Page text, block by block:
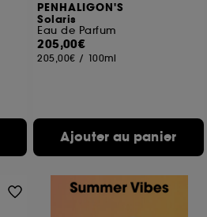
PENHALIGON'S
Solaris
Eau de Parfum
205,00€
205,00€ / 100ml
Ajouter au panier